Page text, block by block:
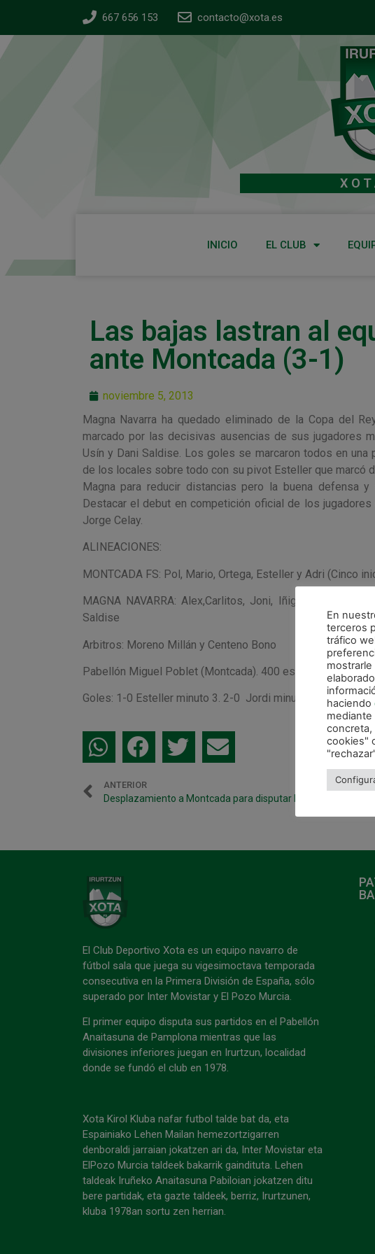
667 656 153 contacto@xota.es
INICIO EL CLUB
Las bajas lastran al
ante Montcada (3-1)
noviembre 5, 2013
Magna Navarra ha quedado eliminado de la Copa del
marcado por las decisivas ausencias de sus jugadores
Usín y Dani Saldise. Los goles se marcaron todos en
de los locales sobre todo con su pivot Esteller que marcó
Magna para reducir distancias pero la buena defensa
Destacar el debut en competición oficial de los
Jorge Celay.
ALINEACIONES:
MONTCADA FS: Pol, Mario, Ortega, Esteller y Adri (Cinco
MAGNA NAVARRA: Alex,Carlitos, Joni, Iñigo y Victor
Saldise
Arbitros: Moreno Millán y Centeno Bono
Pabellón Miguel Poblet (Montcada). 400 espectadores
Goles: 1-0 Esteller minuto 3. 2-0 Jordi minuto 7. 2-1 Javi
ANTERIOR
Desplazamiento a Montcada para disputar la Copa del Rey
El Club Deportivo Xota es un equipo navarro de
fútbol sala que juega su vigesimoctava temporada
consecutiva en la Primera División de España, sólo
superado por Inter Movistar y El Pozo Murcia.
El primer equipo disputa sus partidos en el Pabellón
Anaitasuna de Pamplona mientras que las
divisiones inferiores juegan en Irurtzun, localidad
donde se fundó el club en 1978.
Xota Kirol Kluba nafar futbol talde bat da, eta
Espainiako Lehen Mailan hemezortzigarren
denboraldi jarraian jokatzen ari da, Inter Movistar eta
ElPozo Murcia taldeek bakarrik gaindituta. Lehen
taldeak Iruñeko Anaitasuna Pabiloian jokatzen ditu
bere partidak, eta gazte taldeek, berriz, Irurtzunen,
kluba 1978an sortu zen herrian.
En
terceros
tráfico
haciendo
mediante
concreta,
cookies"